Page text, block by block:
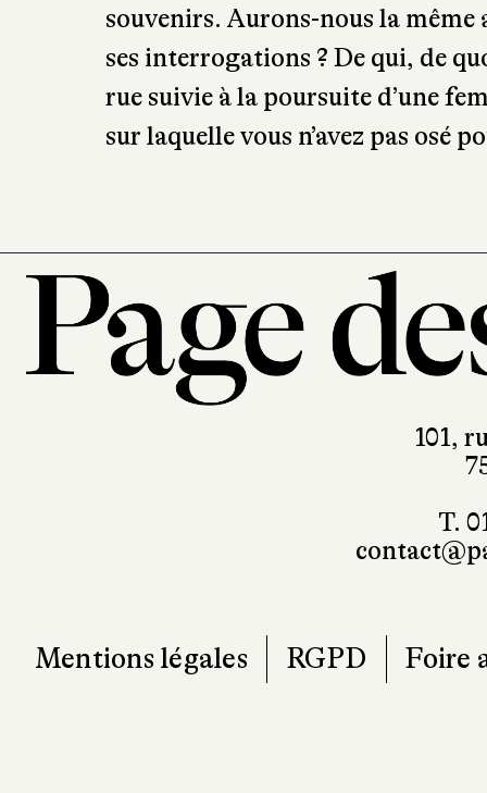
souvenirs. Aurons-nous la même
ses interrogations ? De qui, de
rue suivie à la poursuite d’une
sur laquelle vous n’avez pas osé
101,
T.
Mentions légales RGPD Foire